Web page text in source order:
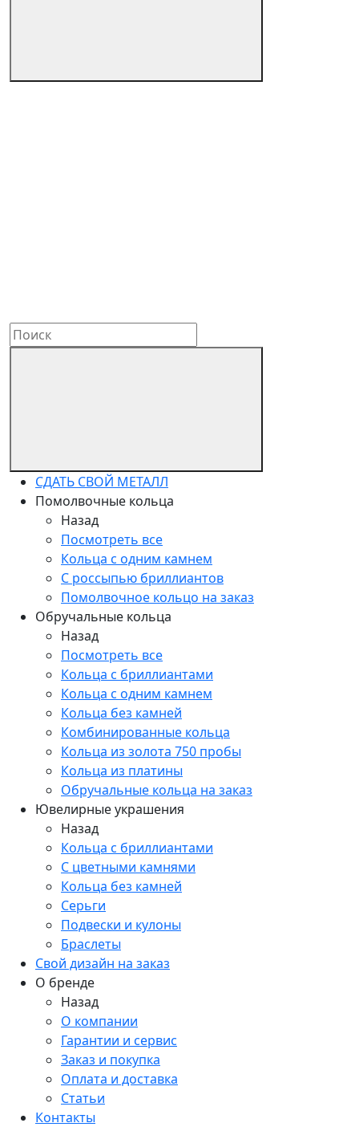
СДАТЬ СВОЙ МЕТАЛЛ
Помолвочные кольца
Назад
Посмотреть все
Кольца с одним камнем
С россыпью бриллиантов
Помолвочное кольцо на заказ
Обручальные кольца
Назад
Посмотреть все
Кольца с бриллиантами
Кольца с одним камнем
Кольца без камней
Комбинированные кольца
Кольца из золота 750 пробы
Кольца из платины
Обручальные кольца на заказ
Ювелирные украшения
Назад
Кольца с бриллиантами
С цветными камнями
Кольца без камней
Серьги
Подвески и кулоны
Браслеты
Свой дизайн на заказ
О бренде
Назад
О компании
Гарантии и сервис
Заказ и покупка
Оплата и доставка
Статьи
Контакты